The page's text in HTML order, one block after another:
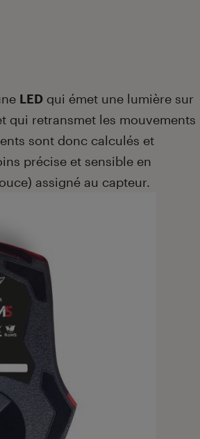
LED qui émet une lumière sur
qui retransmet les mouvements
sont donc calculés et
précise et sensible en
assigné au capteur.